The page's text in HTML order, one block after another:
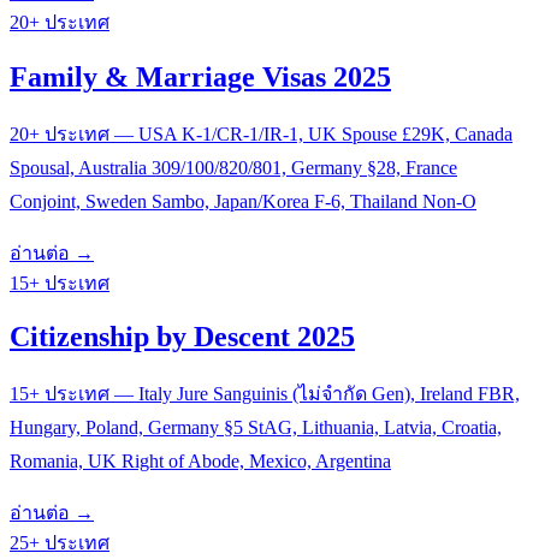
20+ ประเทศ
Family & Marriage Visas 2025
20+ ประเทศ — USA K-1/CR-1/IR-1, UK Spouse £29K, Canada
Spousal, Australia 309/100/820/801, Germany §28, France
Conjoint, Sweden Sambo, Japan/Korea F-6, Thailand Non-O
อ่านต่อ →
15+ ประเทศ
Citizenship by Descent 2025
15+ ประเทศ — Italy Jure Sanguinis (ไม่จำกัด Gen), Ireland FBR,
Hungary, Poland, Germany §5 StAG, Lithuania, Latvia, Croatia,
Romania, UK Right of Abode, Mexico, Argentina
อ่านต่อ →
25+ ประเทศ